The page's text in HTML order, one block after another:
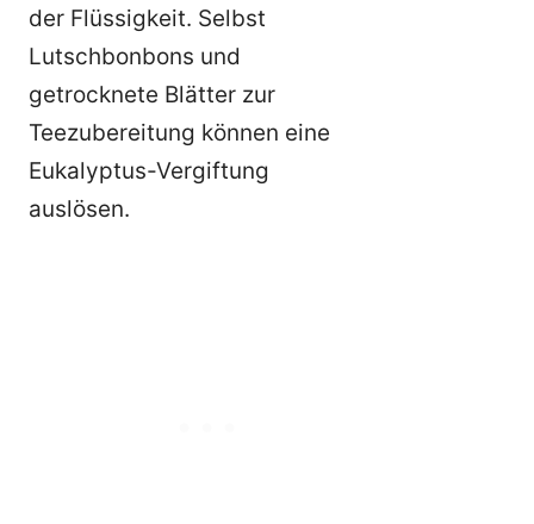
der Flüssigkeit. Selbst
Lutschbonbons und
getrocknete Blätter zur
Teezubereitung können eine
Eukalyptus-Vergiftung
auslösen.